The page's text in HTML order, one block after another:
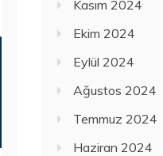
Kasım 2024
Ekim 2024
Eylül 2024
Ağustos 2024
Temmuz 2024
Haziran 2024